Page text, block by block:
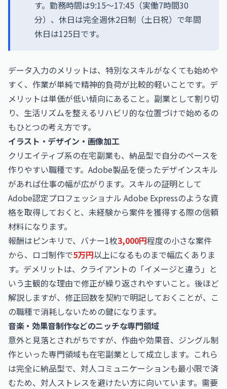
す。勤務時間は9:15〜17:45（実働7時間30
分）、休日は完全週休2日制（土日祝）で年間
休日は125日です。
データ入力のメリットは、特別なスキルがなくても始めや
すく、作業が単純で精神的負荷が比較的軽いことです。デ
メリットは単価が低い傾向にあること。副業として割り切
り、生活リズムを整えるリハビリ的な位置づけで始めるの
もひとつの考え方です。
イラスト・デザイン・画像加工
クリエイティブ系の在宅副業も、納品型で自分のペースを
作りやすい職種です。Adobe製品を使ったデザインスキル
があれば仕事の幅が広がります。スキルの証明として
Adobe認定プロフェッショナル Adobe Expressのような資
格を取得しておくと、未経験から案件を獲得する際の信頼
材料になります。
報酬はピンキリで、バナー1枚3,000円程度の小さな案件
から、ロゴ制作で5万円以上になるものまで幅広くありま
す。デメリットは、クライアントの「イメージと違う」と
いう主観的な理由で修正が繰り返されやすいこと。後ほど
解説しますが、修正回数を契約で明記しておくことが、こ
の職種で消耗しないための鍵になります。
音楽・効果音制作などのニッチな専門領域
意外と見落とされがちですが、作曲や効果音、ジングル制
作といった専門領域も在宅副業として成立します。これら
は完全に納品型で、対人コミュニケーションも最小限で済
むため、対人ストレスを避けたい方に向いています。需要